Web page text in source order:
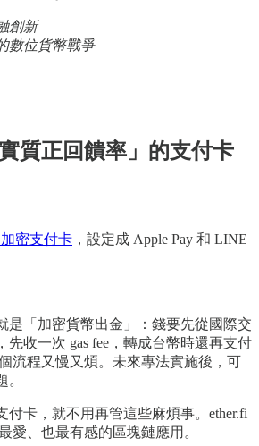
創新
數位貨幣戰爭
質正回饋率」的支付卡
加密支付卡 ，設定成 Apple Pay 和 LINE
是「加密貨幣出金」：錢要先從國際交
先收一次 gas fee，轉成台幣時還再支付
流程又慢又煩。未來專法實施後，可
付卡，就不用再管這些麻煩事。ether.fi
愛、也最有感的區塊鏈應用。